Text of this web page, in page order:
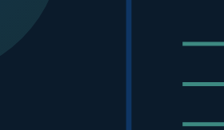
리하게 방문하여 꾸준한 관리를 받을